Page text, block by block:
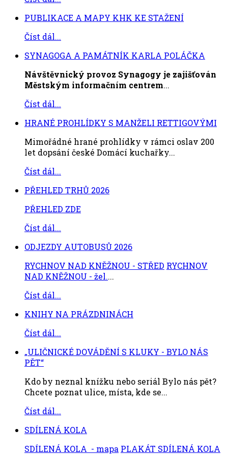
PUBLIKACE A MAPY KHK KE STAŽENÍ
Číst dál...
SYNAGOGA A PAMÁTNÍK KARLA POLÁČKA
Návštěvnický provoz Synagogy je zajišťován
Městským informačním centrem...
Číst dál...
HRANÉ PROHLÍDKY S MANŽELI RETTIGOVÝMI
Mimořádné hrané prohlídky v rámci oslav 200
let dopsání české Domácí kuchařky...
Číst dál...
PŘEHLED TRHŮ 2026
PŘEHLED ZDE
Číst dál...
ODJEZDY AUTOBUSŮ 2026
RYCHNOV NAD KNĚŽNOU - STŘED RYCHNOV
NAD KNĚŽNOU - žel....
Číst dál...
KNIHY NA PRÁZDNINÁCH
Číst dál...
„ULIČNICKÉ DOVÁDĚNÍ S KLUKY - BYLO NÁS
PĚT“
Kdo by neznal knížku nebo seriál Bylo nás pět?
Chcete poznat ulice, místa, kde se...
Číst dál...
SDÍLENÁ KOLA
SDÍLENÁ KOLA - mapa PLAKÁT SDÍLENÁ KOLA